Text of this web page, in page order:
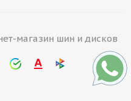
магазин шин и дисков